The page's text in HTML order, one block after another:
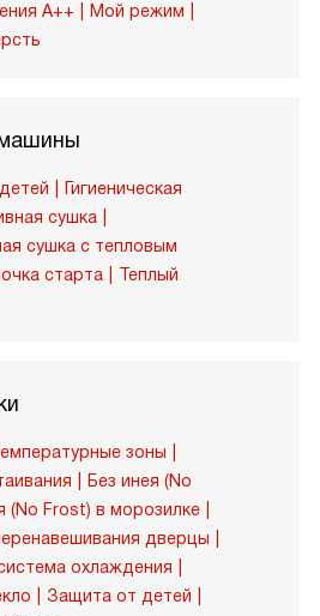
A++
Мой режим
Гигиеническая
сушка
сушка с тепловым
старта
Теплый
зоны
Без инея (No
(No Frost) в морозилке
дверцы
охлаждения
Защита от детей